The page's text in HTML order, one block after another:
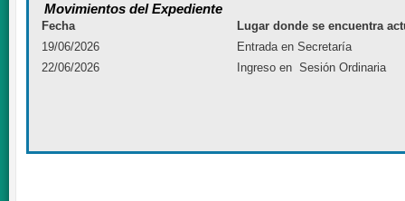
Movimientos del Expediente
Fecha
Lugar donde se encuentra
19/06/2026
Entrada en Secretaría
22/06/2026
Ingreso en Sesión Ordinaria